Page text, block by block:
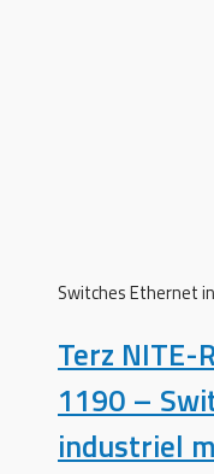
Switches Ethernet
Terz NITE-
1190 –
industriel